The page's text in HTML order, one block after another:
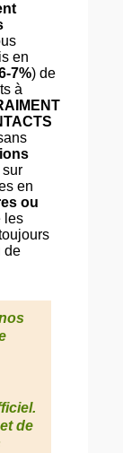
en
7%) de
à
en
ou
les
de
de